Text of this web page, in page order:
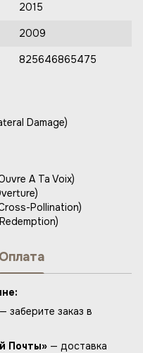
2015
2009
825646865475
Damage)
A Ta Voix)
Pollination)
Оплата
— заберите заказ в
Почты» — доставка